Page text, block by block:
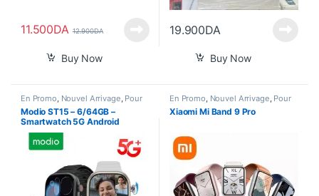
11.500DA 12.900DA
Buy Now
19.900DA
Buy Now
En Promo Nouvel Arrivage Pour
Femme Smart Watch
Modio ST15 – 6/64GB –
Smartwatch 5G Android
En Promo Nouvel Arrivage Pour
Femme Smart Watch
Xiaomi Mi Band 9 Pro